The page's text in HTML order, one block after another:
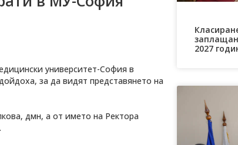
университет-София в
за да видят представянето на
дмн, а от името на Ректора
2027